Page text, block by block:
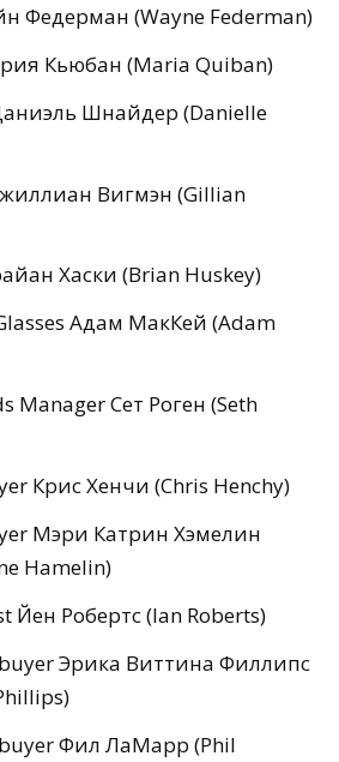
Федерман (Wayne Federman)
Кьюбан (Maria Quiban)
Шнайдер (Danielle
Вигмэн (Gillian
Хаски (Brian Huskey)
Адам МакКей (Adam
Manager Сет Роген (Seth
Крис Хенчи (Chris Henchy)
Мэри Катрин Хэмелин
Hamelin)
Йен Робертс (Ian Roberts)
Эрика Виттина Филлипс
Фил ЛаМарр (Phil